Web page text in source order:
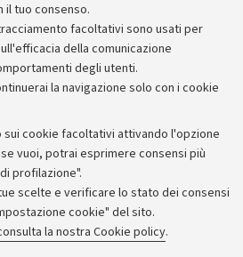
il tuo consenso.
facoltativi sono usati per
della comunicazione
degli utenti.
la navigazione solo con i cookie
sui cookie facoltativi attivando l'opzione
vuoi, potrai esprimere consensi più
profilazione".
scelte e verificare lo stato dei consensi
cookie" del sito.
la nostra Cookie policy.
strategico
Bilanci
e 5x1000
gare e concorsi
Albo online
trasparente
Atti di notifica
sul sito e accessibilità